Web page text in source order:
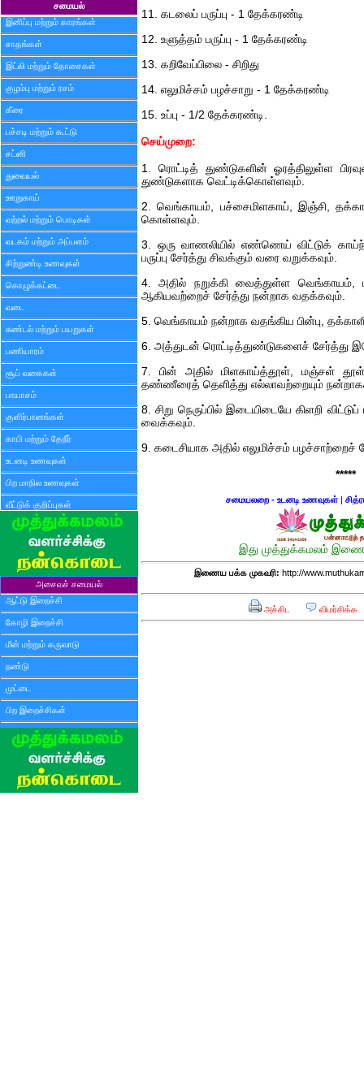
சமையல்
இனிப்பு மற்றும் காரங்கள்
சாதங்கள்
இட்லி மற்றும் தோசைகள்
குழம்பு மற்றும் ரசம்
கீரை
பச்சடி மற்றும் கூட்டு
சட்னி
துவையல்
ஊறுகாய்
வற்றல் மற்றும் பொடிகள்
வடகம் மற்றும் அப்பளம்
சிற்றுண்டி உணவுகள்
கொழுக்கட்டை
வடை
சுண்டல் மற்றும் பயறுகள்
பணியாரம்
சூப் வகைகள்
பாயாசம்
குளிர்பானங்கள்
காபி மற்றும் தேநீர்
உடனடி உணவுகள்
பிற மாநில உணவுகள்
வீட்டுக் குறிப்புகள்
அசைவச் சமையல்
ஆட்டு இறைச்சி
கோழி இறைச்சி
மீன் மற்றும் கருவாடு
நண்டு
முட்டை
பிற இறைச்சிகள்
11. கடலைப் பருப்பு - 1 தேக்கரண்டி
12. உளுத்தம் பருப்பு - 1 தேக்கரண்டி
13. கறிவேப்பிலை - சிறிது
14. எலுமிச்சம் பழச்சாறு - 1 தேக்கரண்டி
15. உப்பு - 1/2 தேக்கரண்டி.
செய்முறை:
1. ரொட்டித் துண்டுகளின் ஓரத்திலுள்ள
துண்டுகளாக வெட்டிக்கொள்ளவும்.
2. வெங்காயம், பச்சைமிளகாய், இஞ்சி,
கொள்ளவும்.
3. ஒரு வாணலியில் எண்ணெய் விட்டுக்
பருப்பு சேர்த்து சிவக்கும் வரை வறுக்கவும்.
4. அதில் நறுக்கி வைத்துள்ள வெங்காயம்,
ஆகியவற்றைச் சேர்த்து நன்றாக வதக்கவும்.
5. வெங்காயம் நன்றாக வதங்கிய பின்பு,
6. அத்துடன் ரொட்டித்துண்டுகளைச் சேர்த்து
7. பின் அதில் மிளகாய்த்தூள், மஞ்சள் தூள்,
தண்ணீரைத் தெளித்து எல்லாவற்றையும் நன்றாகக்
8. சிறு நெருப்பில் இடையிடையே கிளறி
வைக்கவும்.
9. கடைசியாக அதில் எலுமிச்சம் பழச்சாற்றைச்
*****
சமையலறை - உடனடி உணவுகள்|
இது முத்துக்கமலம்
இணைய பக்க முகவரி: http://
அச்சிட விமர்சிக்க